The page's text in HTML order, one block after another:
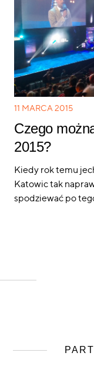
11 MARCA 2015
Czego
2015?
Kiedy rok temu
Katowic tak
spodziewać po